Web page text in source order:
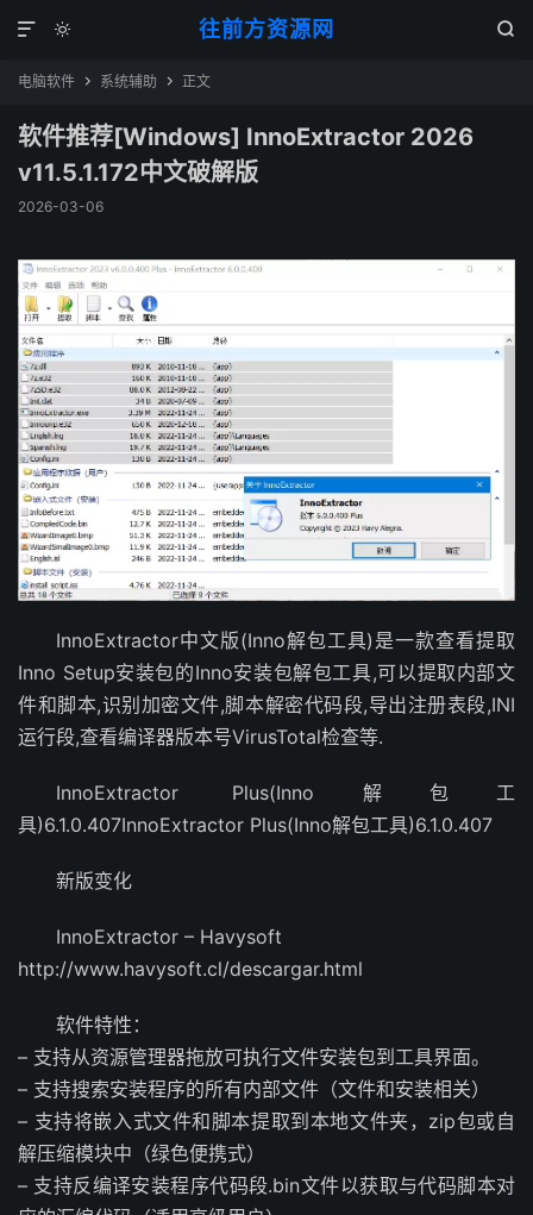
往前方资源网
 

电脑软件  系统辅助  正文
软件推荐[Windows] InnoExtractor 2026
v11.5.1.172中文破解版
2026-03-06
InnoExtractor中文版(Inno解包工具)是一款查看提取
Inno Setup安装包的Inno安装包解包工具,可以提取内部文
件和脚本,识别加密文件,脚本解密代码段,导出注册表段,INI
运行段,查看编译器版本号VirusTotal检查等.
InnoExtractor Plus(Inno解包工
具)6.1.0.407InnoExtractor Plus(Inno解包工具)6.1.0.407
新版变化
InnoExtractor – Havysoft
http://www.havysoft.cl/descargar.html
软件特性：
– 支持从资源管理器拖放可执行文件安装包到工具界面。
– 支持搜索安装程序的所有内部文件（文件和安装相关）
– 支持将嵌入式文件和脚本提取到本地文件夹，zip包或自
解压缩模块中（绿色便携式）
– 支持反编译安装程序代码段.bin文件以获取与代码脚本对